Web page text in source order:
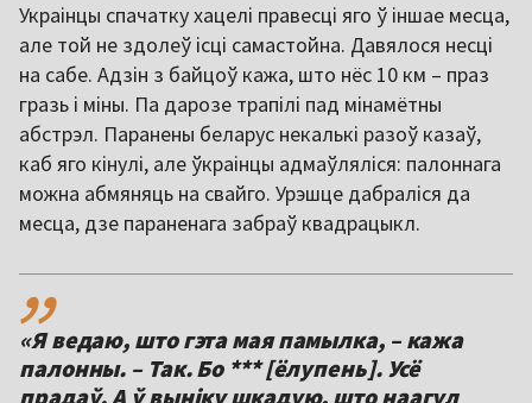
Украінцы спачатку хацелі правесці яго ў іншае месца,
але той не здолеў ісці самастойна. Давялося несці
на сабе. Адзін з байцоў кажа, што нёс 10 км – праз
гразь і міны. Па дарозе трапілі пад мінамётны
абстрэл. Паранены беларус некалькі разоў казаў,
каб яго кінулі, але ўкраінцы адмаўляліся: палоннага
можна абмяняць на свайго. Урэшце дабраліся да
месца, дзе параненага забраў квадрацыкл.
,,
«Я ведаю, што гэта мая памылка, – кажа
палонны. – Так. Бо *** [ёлупень]. Усё
прадаў. А ў выніку шкадую, што наагул